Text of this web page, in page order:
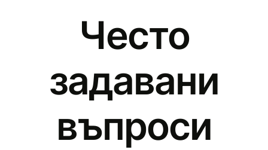
Често
задавани
въпроси